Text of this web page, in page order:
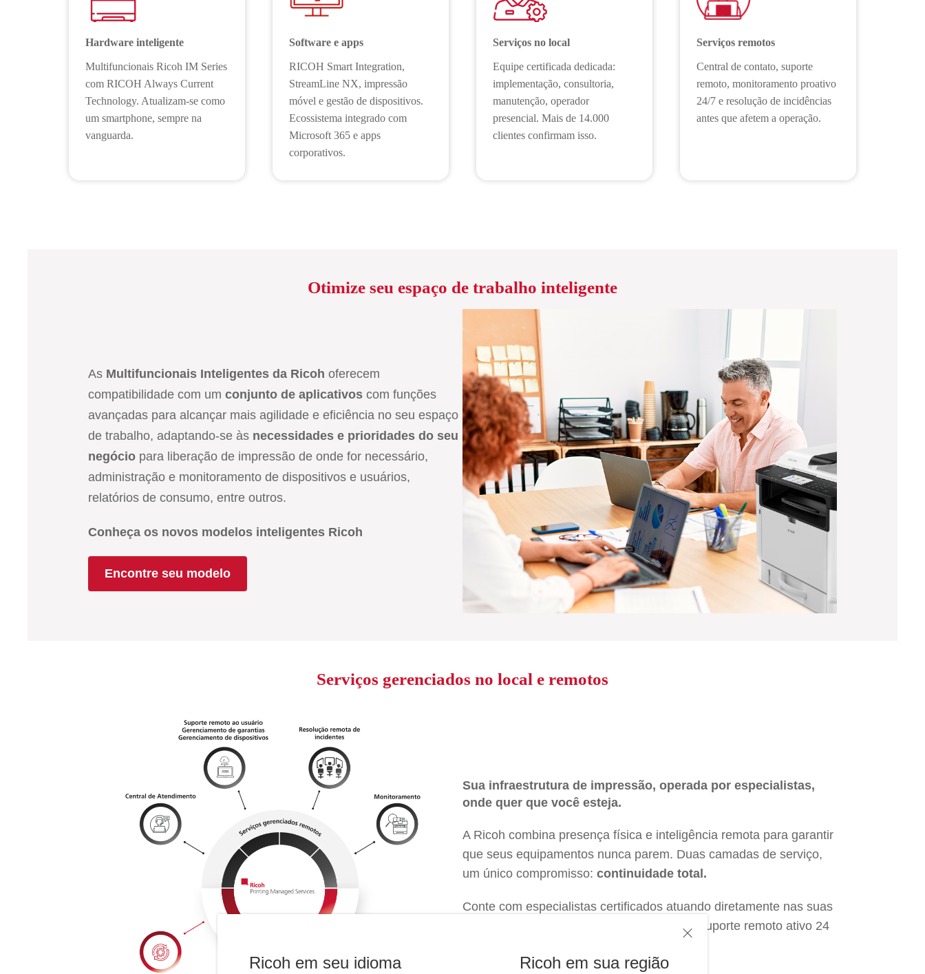
Ricoh em seu idioma Ricoh em sua região
Hardware inteligente
Multifuncionais Ricoh IM Series
com RICOH Always Current
Technology. Atualizam-se como
um smartphone, sempre na
vanguarda.
Software e apps
RICOH Smart Integration,
StreamLine NX, impressão
móvel e gestão de dispositivos.
Ecossistema integrado com
Microsoft 365 e apps
corporativos.
Serviços no local
Equipe certificada dedicada:
implementação, consultoria,
manutenção, operador
presencial. Mais de 14.000
clientes confirmam isso.
Serviços remotos
Central de contato, suporte
remoto, monitoramento proativo
24/7 e resolução de incidências
antes que afetem a operação.
Otimize seu espaço de trabalho inteligente
As Multifuncionais Inteligentes da Ricoh oferecem
compatibilidade com um conjunto de aplicativos com funções
avançadas para alcançar mais agilidade e eficiência no seu espaço
de trabalho, adaptando-se às necessidades e prioridades do seu
negócio para liberação de impressão de onde for necessário,
administração e monitoramento de dispositivos e usuários,
relatórios de consumo, entre outros.
Conheça os novos modelos inteligentes Ricoh
Encontre seu modelo
Serviços gerenciados no local e remotos
Sua infraestrutura de impressão, operada por especialistas,
onde quer que você esteja.
A Ricoh combina presença física e inteligência remota para garantir
que seus equipamentos nunca parem. Duas camadas de serviço,
um único compromisso: continuidade total.
Conte com especialistas certificados atuando diretamente nas suas
instalações, respaldados por um centro de suporte remoto ativo 24